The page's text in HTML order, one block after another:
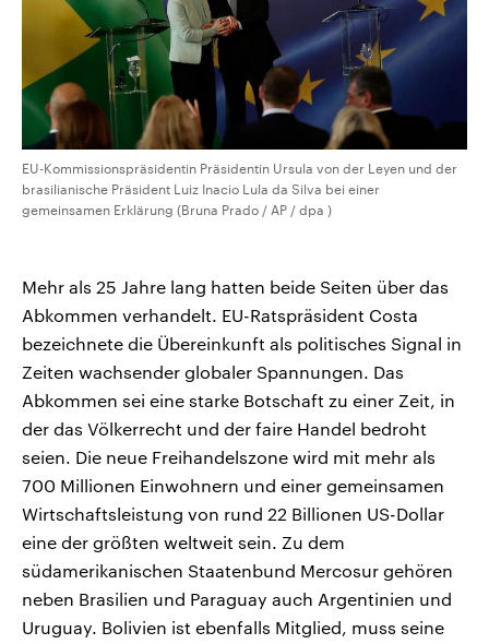
EU-Kommissionspräsidentin Präsidentin Ursula von der Leyen und der
brasilianische Präsident Luiz Inacio Lula da Silva bei einer
gemeinsamen Erklärung (Bruna Prado / AP / dpa )
Mehr als 25 Jahre lang hatten beide Seiten über das
Abkommen verhandelt. EU-Ratspräsident Costa
bezeichnete die Übereinkunft als politisches Signal in
Zeiten wachsender globaler Spannungen. Das
Abkommen sei eine starke Botschaft zu einer Zeit, in
der das Völkerrecht und der faire Handel bedroht
seien. Die neue Freihandelszone wird mit mehr als
700 Millionen Einwohnern und einer gemeinsamen
Wirtschaftsleistung von rund 22 Billionen US-Dollar
eine der größten weltweit sein. Zu dem
südamerikanischen Staatenbund Mercosur gehören
neben Brasilien und Paraguay auch Argentinien und
Uruguay. Bolivien ist ebenfalls Mitglied, muss seine